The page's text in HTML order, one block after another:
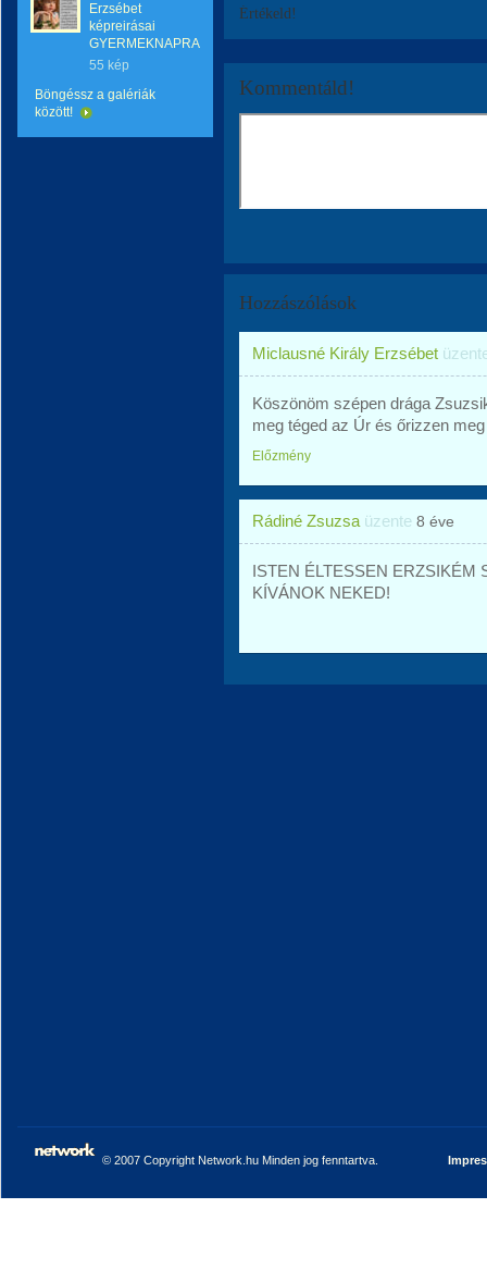
Erzsébet
képreirásai
GYERMEKNAPRA
55 kép
Böngéssz a galériák
között!
Értékeld!
Kommentáld!
Hozzászólások
Miclausné Király Erzsébet
Köszönöm szépen drága
meg téged az Úr és őrizzen
Előzmény
Rádiné Zsuzsa üzente 8 éve
ISTEN ÉLTESSEN ERZSIKÉM
KÍVÁNOK NEKED!
© 2007 Copyright Network.hu Minden jog fenntartva.